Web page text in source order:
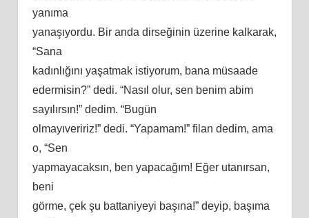
yanıma
yanaşıyordu. Bir anda dirseğinin üzerine kalkarak,
“Sana
kadınlığını yaşatmak istiyorum, bana müsaade
edermisin?” dedi. “Nasıl olur, sen benim abim
sayılırsın!” dedim. “Bugün
olmayıveririz!” dedi. “Yapamam!” filan dedim, ama
o, “Sen
yapmayacaksın, ben yapacağım! Eğer utanırsan,
beni
görme, çek şu battaniyeyi başına!” deyip, başıma